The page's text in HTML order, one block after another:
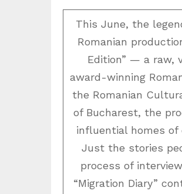
This June, the
Romanian
Edition” — a raw,
award-winning
the Romanian
of Bucharest, the
influential homes of
Just the stories
process of
“Migration Diary”